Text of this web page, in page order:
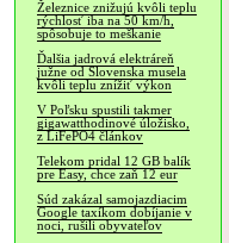
Železnice znižujú kvôli teplu
rýchlosť iba na 50 km/h,
spôsobuje to meškanie
Ďalšia jadrová elektráreň
južne od Slovenska musela
kvôli teplu znížiť výkon
V Poľsku spustili takmer
gigawatthodinové úložisko,
z LiFePO4 článkov
Telekom pridal 12 GB balík
pre Easy, chce zaň 12 eur
Súd zakázal samojazdiacim
Google taxíkom dobíjanie v
noci, rušili obyvateľov